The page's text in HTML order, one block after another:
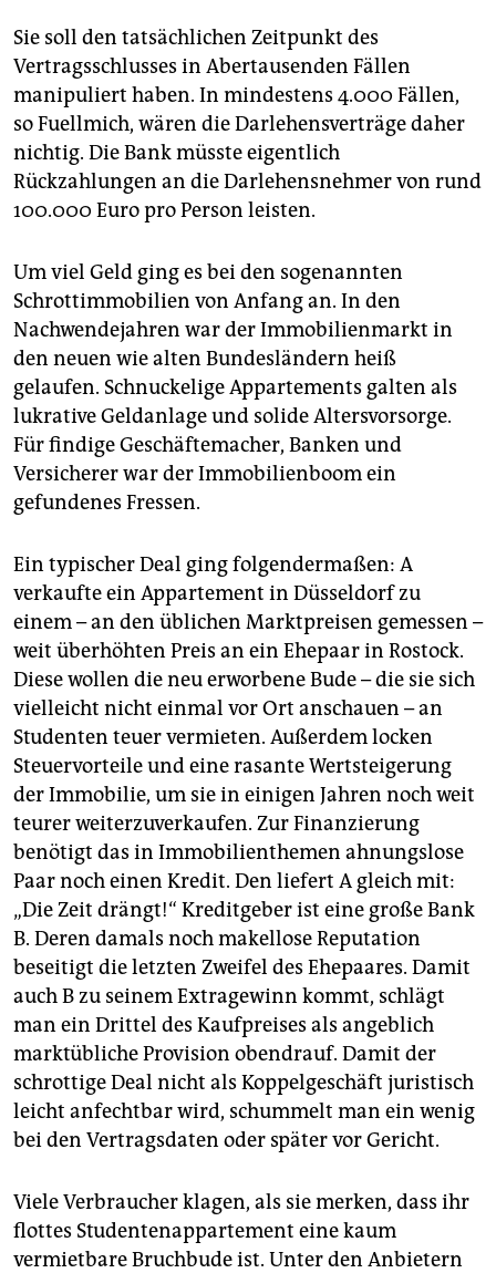
unterstützen
abo
genossenschaft
epaper login
Sie soll den tatsächlichen Zeitpunkt des
Vertragsschlusses in Abertausenden Fällen
manipuliert haben. In mindestens 4.000 Fällen,
so Fuellmich, wären die Darlehensverträge daher
nichtig. Die Bank müsste eigentlich
Rückzahlungen an die Darlehensnehmer von rund
100.000 Euro pro Person leisten.
Um viel Geld ging es bei den sogenannten
Schrottimmobilien von Anfang an. In den
Nachwendejahren war der Immobilienmarkt in
den neuen wie alten Bundesländern heiß
gelaufen. Schnuckelige Appartements galten als
lukrative Geldanlage und solide Altersvorsorge.
Für findige Geschäftemacher, Banken und
Versicherer war der Immobilienboom ein
gefundenes Fressen.
Ein typischer Deal ging folgendermaßen: A
verkaufte ein Appartement in Düsseldorf zu
einem – an den üblichen Marktpreisen gemessen –
weit überhöhten Preis an ein Ehepaar in Rostock.
Diese wollen die neu erworbene Bude – die sie sich
vielleicht nicht einmal vor Ort anschauen – an
Studenten teuer vermieten. Außerdem locken
Steuervorteile und eine rasante Wertsteigerung
der Immobilie, um sie in einigen Jahren noch weit
teurer weiterzuverkaufen. Zur Finanzierung
benötigt das in Immobilienthemen ahnungslose
Paar noch einen Kredit. Den liefert A gleich mit:
„Die Zeit drängt!“ Kreditgeber ist eine große Bank
B. Deren damals noch makellose Reputation
beseitigt die letzten Zweifel des Ehepaares. Damit
auch B zu seinem Extragewinn kommt, schlägt
man ein Drittel des Kaufpreises als angeblich
marktübliche Provision obendrauf. Damit der
schrottige Deal nicht als Koppelgeschäft juristisch
leicht anfechtbar wird, schummelt man ein wenig
bei den Vertragsdaten oder später vor Gericht.
Viele Verbraucher klagen, als sie merken, dass ihr
flottes Studentenappartement eine kaum
vermietbare Bruchbude ist. Unter den Anbietern